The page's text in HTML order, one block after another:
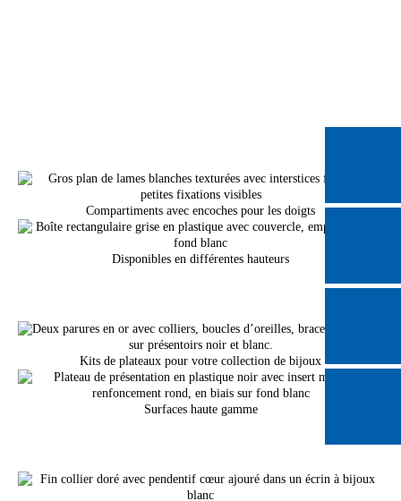
Compartiments avec encoches pour les doigts
Disponibles en différentes hauteurs
Kits de plateaux pour votre collection de bijoux
Surfaces haute gamme